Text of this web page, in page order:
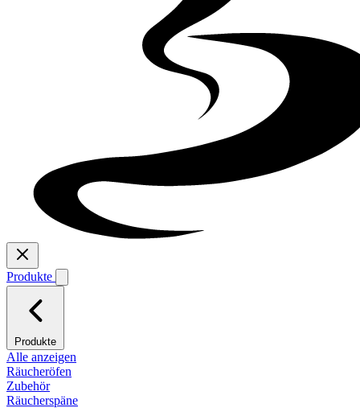
Produkte
Produkte
Alle anzeigen
Räucheröfen
Zubehör
Räucherspäne